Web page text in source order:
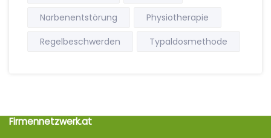
Narbenentstörung
Physiotherapie
Regelbeschwerden
Typaldosmethode
Firmennetzwerk.at